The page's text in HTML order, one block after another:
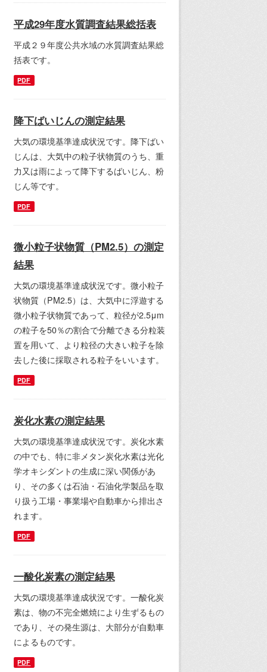
平成29年度水質調査結果総括表
平成２９年度公共水域の水質調査結果総
括表です。
PDF
降下ばいじんの測定結果
大気の環境基準達成状況です。降下ばい
じんは、大気中の粒子状物質のうち、重
力又は雨によって降下するばいじん、粉
じん等です。
PDF
微小粒子状物質（PM2.5）の測定
結果
大気の環境基準達成状況です。微小粒子
状物質（PM2.5）は、大気中に浮遊する
微小粒子状物質であって、粒径が2.5μm
の粒子を50％の割合で分離できる分粒装
置を用いて、より粒径の大きい粒子を除
去した後に採取される粒子をいいます。
PDF
炭化水素の測定結果
大気の環境基準達成状況です。炭化水素
の中でも、特に非メタン炭化水素は光化
学オキシダントの生成に深い関係があ
り、その多くは石油・石油化学製品を取
り扱う工場・事業場や自動車から排出さ
れます。
PDF
一酸化炭素の測定結果
大気の環境基準達成状況です。一酸化炭
素は、物の不完全燃焼により生ずるもの
であり、その発生源は、大部分が自動車
によるものです。
PDF